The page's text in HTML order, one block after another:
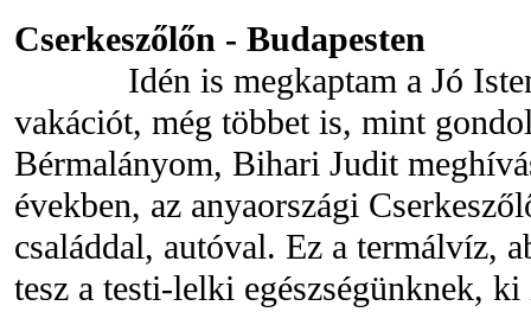
Cserkeszőlőn - Budapesten
Idén is megkaptam a Jó
vakációt, még többet is, mint
Bérmalányom, Bihari Judit
években, az anyaországi
családdal, autóval. Ez a termálvíz,
tesz a testi-lelki egészségünknek,